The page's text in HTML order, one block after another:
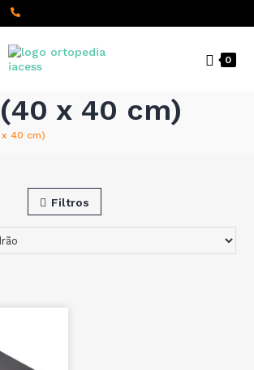
Chamada para a rede fixa 0
x 40 cm)
40 cm)
Filtros